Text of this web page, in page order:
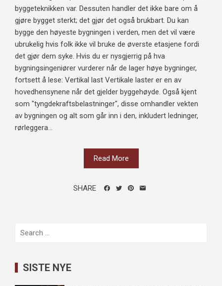
byggeteknikken var. Dessuten handler det ikke bare om å
gjøre bygget sterkt; det gjør det også brukbart. Du kan
bygge den høyeste bygningen i verden, men det vil være
ubrukelig hvis folk ikke vil bruke de øverste etasjene fordi
det gjør dem syke. Hvis du er nysgjerrig på hva
bygningsingeniører vurderer når de lager høye bygninger,
fortsett å lese: Vertikal last Vertikale laster er en av
hovedhensynene når det gjelder byggehøyde. Også kjent
som "tyngdekraftsbelastninger", disse omhandler vekten
av bygningen og alt som går inn i den, inkludert ledninger,
rørleggera...
Read More
SHARE
Search
SISTE NYE